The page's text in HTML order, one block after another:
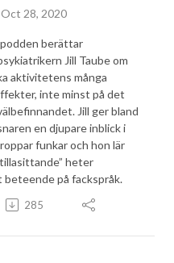
Oct 28, 2020
berättar
Jill Taube om
aktivitetens många
inte minst på det
Jill ger bland
en djupare inblick i
funkar och hon lär
heter
beteende på fackspråk.
285